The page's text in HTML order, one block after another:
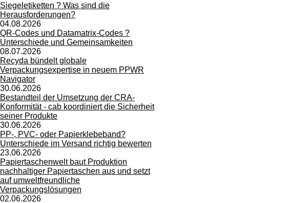
Siegeletiketten ? Was sind die
Herausforderungen?
04.08.2026
QR-Codes und Datamatrix-Codes ?
Unterschiede und Gemeinsamkeiten
08.07.2026
Recyda bündelt globale
Verpackungsexpertise in neuem PPWR
Navigator
30.06.2026
Bestandteil der Umsetzung der CRA-
Konformität - cab koordiniert die Sicherheit
seiner Produkte
30.06.2026
PP-, PVC- oder Papierklebeband?
Unterschiede im Versand richtig bewerten
23.06.2026
Papiertaschenwelt baut Produktion
nachhaltiger Papiertaschen aus und setzt
auf umweltfreundliche
Verpackungslösungen
02.06.2026